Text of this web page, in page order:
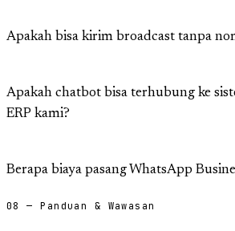
Apakah bisa kirim broadcast tanpa
Apakah chatbot bisa terhubung ke
ERP kami?
Berapa biaya pasang WhatsApp
08 — Panduan & Wawasan